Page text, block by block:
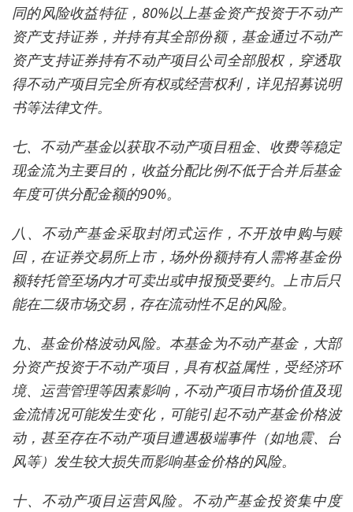
同的风险收益特征，80%以上基金资产投资于不动产
资产支持证券，并持有其全部份额，基金通过不动产
资产支持证券持有不动产项目公司全部股权，穿透取
得不动产项目完全所有权或经营权利，详见招募说明
书等法律文件。
七、不动产基金以获取不动产项目租金、收费等稳定
现金流为主要目的，收益分配比例不低于合并后基金
年度可供分配金额的90%。
八、不动产基金采取封闭式运作，不开放申购与赎
回，在证券交易所上市，场外份额持有人需将基金份
额转托管至场内才可卖出或申报预受要约。上市后只
能在二级市场交易，存在流动性不足的风险。
九、基金价格波动风险。本基金为不动产基金，大部
分资产投资于不动产项目，具有权益属性，受经济环
境、运营管理等因素影响，不动产项目市场价值及现
金流情况可能发生变化，可能引起不动产基金价格波
动，甚至存在不动产项目遭遇极端事件（如地震、台
风等）发生较大损失而影响基金价格的风险。
十、不动产项目运营风险。不动产基金投资集中度